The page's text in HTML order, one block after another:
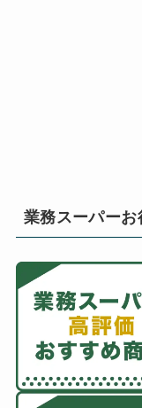
業務スーパーお